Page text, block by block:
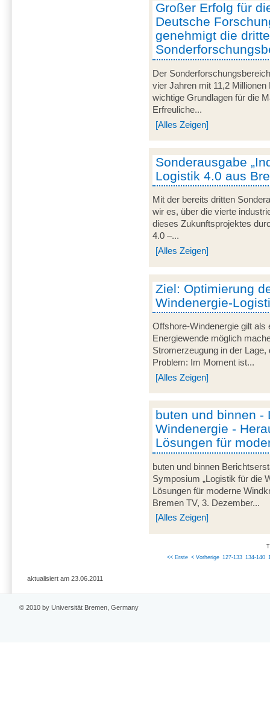
Großer Erfolg für
Deutsche
genehmigt die
Der
vier Jahren mit 11,2
wichtige Grundlagen für die
Erfreuliche...
[Alles Zeigen]
Sonderausgabe
Logistik 4.0 aus
Mit der bereits dritten
wir es, über die vierte
dieses Zukunftsprojektes
4.0 –...
[Alles Zeigen]
Ziel: Optimierung
Windenergie-
Offshore-Windenergie gilt als
Energiewende möglich
Stromerzeugung in der
Problem: Im Moment ist...
[Alles Zeigen]
buten und binnen -
Windenergie -
Lösungen für
buten und binnen
Symposium „Logistik für die
Lösungen für moderne
Bremen TV, 3. Dezember...
[Alles Zeigen]
<< Erste < Vorherige 127-133 134-140
aktualisiert am 23.06.2011
© 2010 by Universität Bremen, Germany